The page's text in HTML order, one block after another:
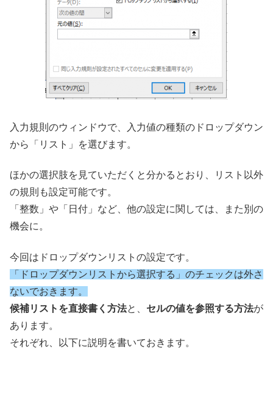
入力規則のウィンドウで、入力値の種類のドロップダウン
から「リスト」を選びます。
ほかの選択肢を見ていただくと分かるとおり、リスト以外
の規則も設定可能です。
「整数」や「日付」など、他の設定に関しては、また別の
機会に。
今回はドロップダウンリストの設定です。
「ドロップダウンリストから選択する」のチェックは外さ
ないでおきます。
候補リストを直接書く方法と、 セルの値を参照する方法が
あります。
それぞれ、以下に説明を書いておきます。